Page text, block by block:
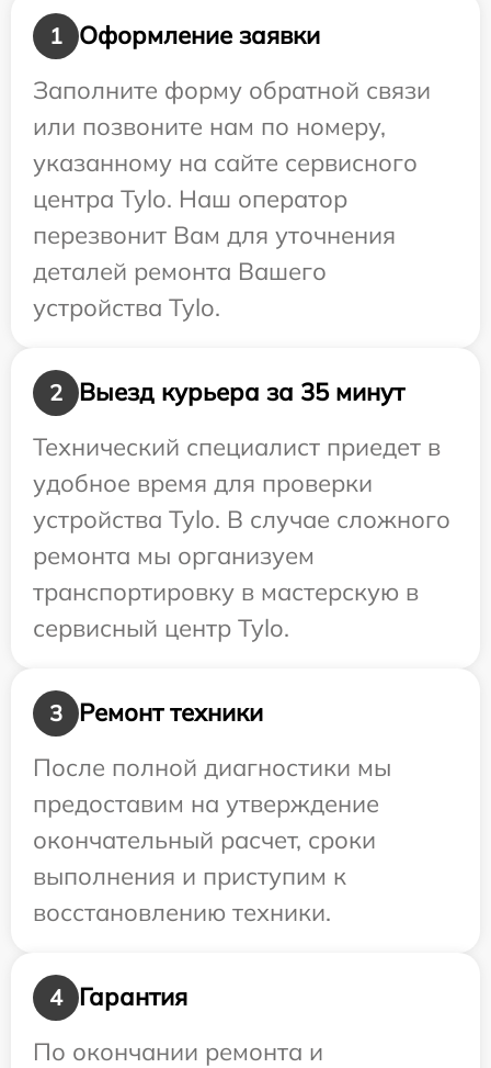
1
Оформление заявки
Заполните форму обратной связи
или позвоните нам по номеру,
указанному на сайте сервисного
центра Tylo. Наш оператор
перезвонит Вам для уточнения
деталей ремонта Вашего
устройства Tylo.
2
Выезд курьера за 35 минут
Технический специалист приедет в
удобное время для проверки
устройства Tylo. В случае сложного
ремонта мы организуем
транспортировку в мастерскую в
сервисный центр Tylo.
3
Ремонт техники
После полной диагностики мы
предоставим на утверждение
окончательный расчет, сроки
выполнения и приступим к
восстановлению техники.
4
Гарантия
По окончании ремонта и